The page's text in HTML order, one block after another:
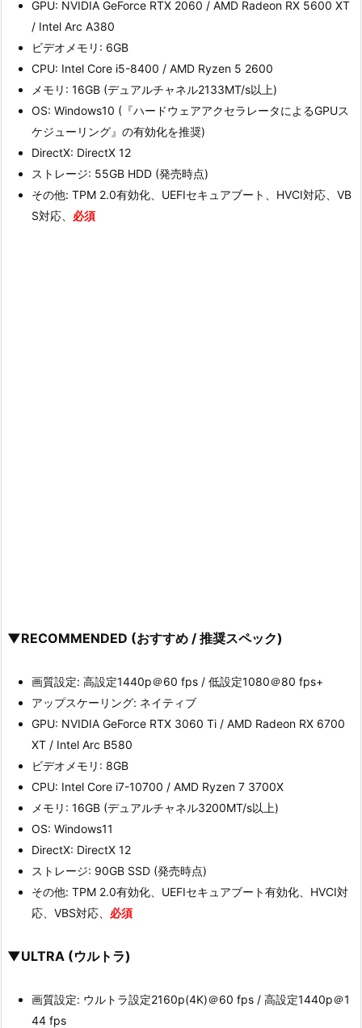
GPU: NVIDIA GeForce RTX 2060 / AMD Radeon RX 5600 XT
/ Intel Arc A380
ビデオメモリ: 6GB
CPU: Intel Core i5-8400 / AMD Ryzen 5 2600
メモリ: 16GB (デュアルチャネル2133MT/s以上)
OS: Windows10 (『ハードウェアアクセラレータによるGPUス
ケジューリング』の有効化を推奨)
DirectX: DirectX 12
ストレージ: 55GB HDD (発売時点)
その他: TPM 2.0有効化、UEFIセキュアブート、HVCI対応、VB
S対応、 必須
▼RECOMMENDED (おすすめ / 推奨スペック)
画質設定: 高設定1440p＠60 fps / 低設定1080＠80 fps+
アップスケーリング: ネイティブ
GPU: NVIDIA GeForce RTX 3060 Ti / AMD Radeon RX 6700
XT / Intel Arc B580
ビデオメモリ: 8GB
CPU: Intel Core i7-10700 / AMD Ryzen 7 3700X
メモリ: 16GB (デュアルチャネル3200MT/s以上)
OS: Windows11
DirectX: DirectX 12
ストレージ: 90GB SSD (発売時点)
その他: TPM 2.0有効化、UEFIセキュアブート有効化、HVCI対
応、VBS対応、 必須
▼ULTRA (ウルトラ)
画質設定: ウルトラ設定2160p(4K)＠60 fps / 高設定1440p＠1
44 fps